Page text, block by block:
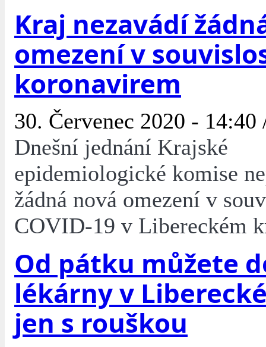
Kraj nezavádí
omezení v
koronavirem
30. Červenec 2020 -
Dnešní jednání Krajské
epidemiologické komise
žádná nová omezení v
COVID-19 v Libereckém
Od pátku můžete
lékárny v
jen s rouškou